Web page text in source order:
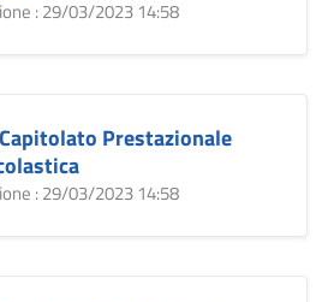
: 29/03/2023 14:58
Prestazionale
: 29/03/2023 14:58